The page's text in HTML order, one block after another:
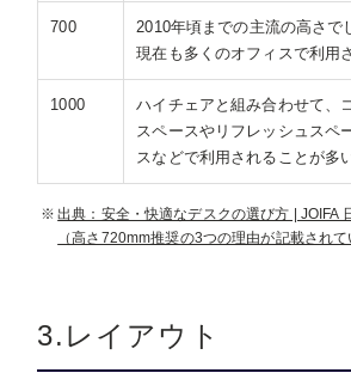
700
2010年頃までの主流の高さで
現在も多くのオフィスで利用
1000
ハイチェアと組み合わせて、
スペースやリフレッシュスペ
スなどで利用されることが多
出典：安全・快適なデスクの選び方 | JOIFA
（高さ720mm推奨の3つの理由が記載されて
3.レイアウト